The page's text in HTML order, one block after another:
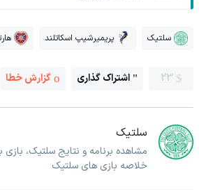
سلتیک پریمیرشیپ اسکاتلند
23 اشتراک گذاری گزارش خطا
سلتیک
مشاهده برنامه و نتایج سلتیک،
خلاصه بازی های سلتیک